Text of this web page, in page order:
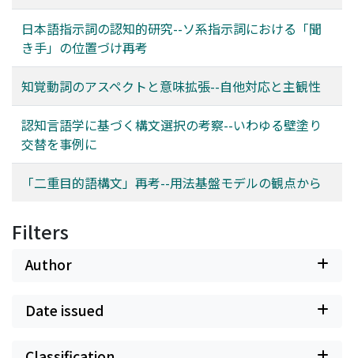
日本語指示詞の認知的研究--ソ系指示詞における「聞
き手」の位置づけ再考
知覚動詞のアスペクトと意味拡張--自他対応と主観性
認知言語学に基づく構文選択の考察--いわゆる壁塗り
交替を事例に
「二重目的語構文」再考--用法基盤モデルの観点から
Filters
Author
Date issued